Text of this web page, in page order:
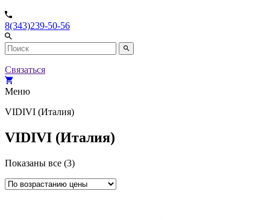
8(343)239-50-56
Связаться
Меню
VIDIVI (Италия)
VIDIVI (Италия)
Показаны все (3)